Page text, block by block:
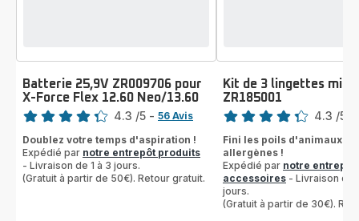
Batterie 25,9V ZR009706 pour
X-Force Flex 12.60 Neo/13.60
Note
4.3 /5 - 56 Avis
Doublez votre temps d'aspiration !
Expédié par notre entrepôt produits
- Livraison de 1 à 3 jours.
(Gratuit à partir de 50€). Retour gratuit.
Kit de 3 lingettes
ZR185001
Note
4.3 /5
Fini les poils d'animaux et
allergènes !
Expédié par notre entrepôt
accessoires - Livraison de
jours.
(Gratuit à partir de 30€).